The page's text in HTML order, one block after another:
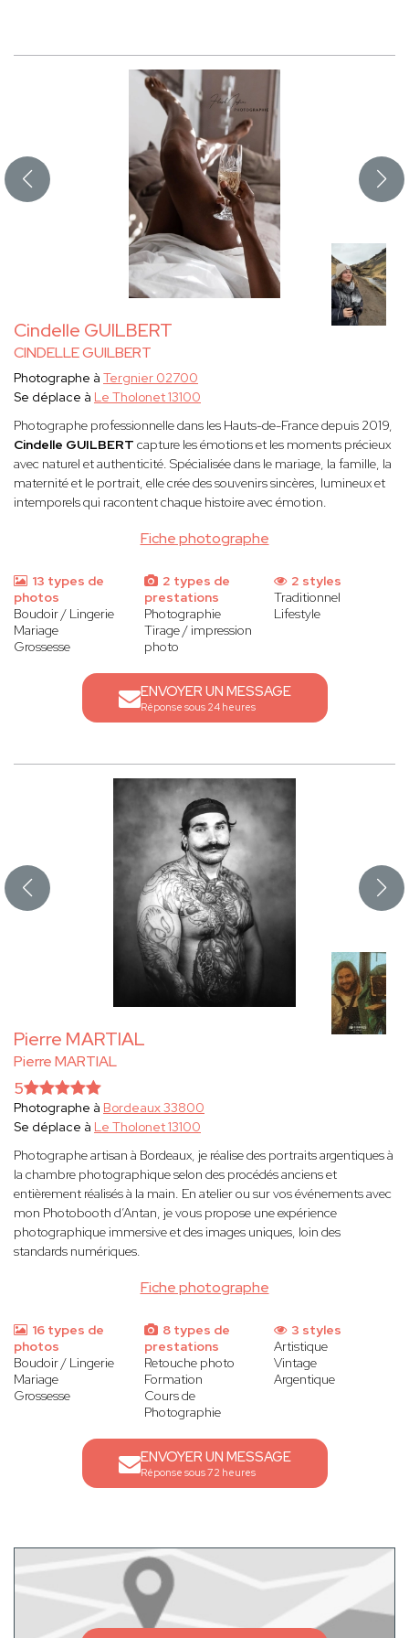
Cindelle GUILBERT
CINDELLE GUILBERT
Fiche photographe
Photographe à Tergnier 02700
Se déplace à Le Tholonet 13100
Photographe professionnelle dans les Hauts-de-France depuis 2019,
Cindelle GUILBERT capture les émotions et les moments précieux
avec naturel et authenticité. Spécialisée dans le mariage, la famille, la
maternité et le portrait, elle crée des souvenirs sincères, lumineux et
intemporels qui racontent chaque histoire avec émotion.
13 types de
photos
Boudoir / Lingerie
Mariage
Grossesse
2 types de
prestations
Photographie
Tirage / impression
photo
2 styles
Traditionnel
Lifestyle
ENVOYER UN MESSAGE
Réponse sous 24 heures
Pierre MARTIAL
Pierre MARTIAL
Fiche photographe
5
Photographe à Bordeaux 33800
Se déplace à Le Tholonet 13100
Photographe artisan à Bordeaux, je réalise des portraits argentiques à
la chambre photographique selon des procédés anciens et
entièrement réalisés à la main. En atelier ou sur vos événements avec
mon Photobooth d’Antan, je vous propose une expérience
photographique immersive et des images uniques, loin des
standards numériques.
16 types de
photos
Boudoir / Lingerie
Mariage
Grossesse
8 types de
prestations
Retouche photo
Formation
Cours de
Photographie
3 styles
Artistique
Vintage
Argentique
ENVOYER UN MESSAGE
Réponse sous 72 heures